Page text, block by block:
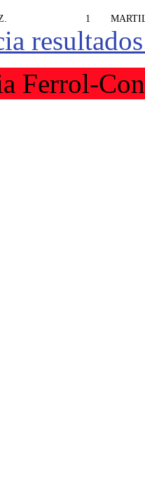
1
Ferrol-